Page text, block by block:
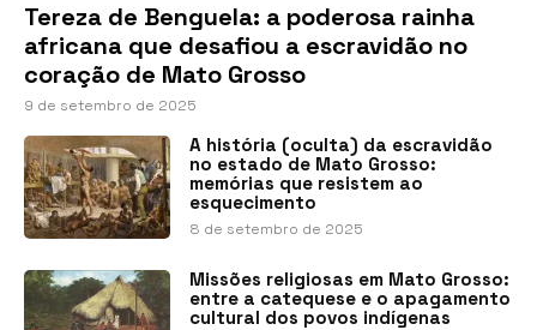
Tereza de Benguela: a poderosa rainha
africana que desafiou a escravidão no
coração de Mato Grosso
9 de setembro de 2025
A história (oculta) da escravidão
no estado de Mato Grosso:
memórias que resistem ao
esquecimento
8 de setembro de 2025
Missões religiosas em Mato Grosso:
entre a catequese e o apagamento
cultural dos povos indígenas